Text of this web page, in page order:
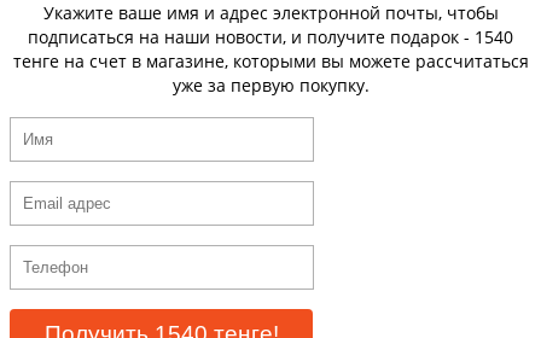
Укажите ваше имя и адрес электронной почты, чтобы
подписаться на наши новости, и получите подарок - 1540
тенге на счет в магазине, которыми вы можете рассчитаться
уже за первую покупку.